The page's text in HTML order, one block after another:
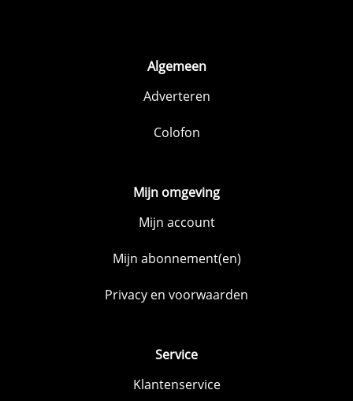
Algemeen
Adverteren
Colofon
Mijn omgeving
Mijn account
Mijn abonnement(en)
Privacy en voorwaarden
Service
Klantenservice